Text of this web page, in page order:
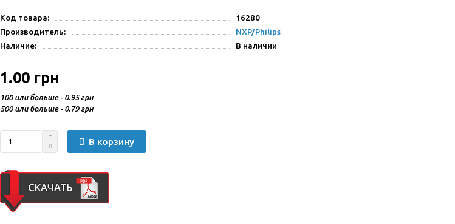
Код товара:
16280
Производитель:
NXP/Philips
Наличие:
В наличии
1.00 грн
100 или больше - 0.95 грн
500 или больше - 0.79 грн
В корзину